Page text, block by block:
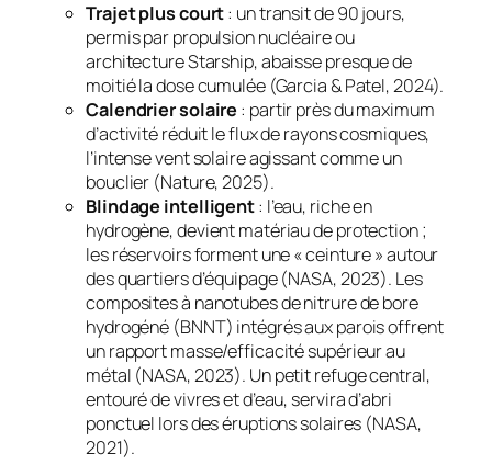
Trajet plus court: un transit de 90 jours,
permis par propulsion nucléaire ou
architectureStarship, abaisse presque de
moitié la dose cumulée (Garcia & Patel, 2024).
Calendrier solaire : partir près du maximum
d’activité réduit le flux de rayons cosmiques,
l’intense vent solaire agissant comme un
bouclier (Nature, 2025).
Blindage intelligent: l’eau, riche en
hydrogène, devient matériau de protection ;
les réservoirs forment une « ceinture » autour
des quartiers d’équipage (NASA, 2023). Les
composites à nanotubes de nitrure de bore
hydrogéné (BNNT) intégrés aux parois offrent
un rapport masse/efficacité supérieur au
métal (NASA, 2023). Un petit refuge central,
entouré de vivres et d’eau, servira d’abri
ponctuel lors des éruptions solaires (NASA,
2021).